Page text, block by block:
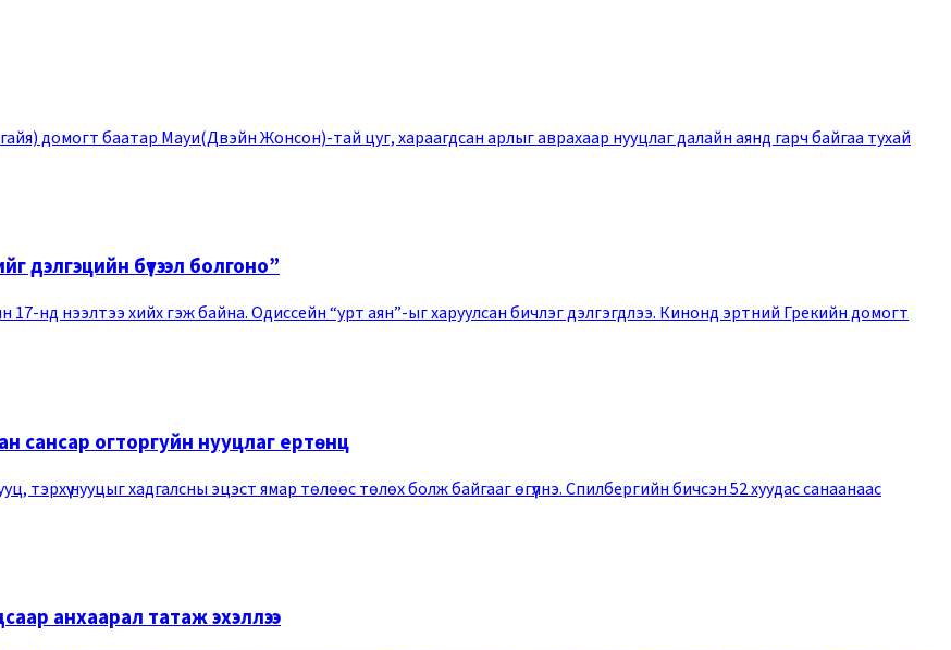
домогт баатар Мауи(Двэйн Жонсон)-тай цуг, хараагдсан арлыг аврахаар нууцлаг далайн аянд гарч байгаа тухай
дэлгэцийн бүтээл болгоно”
нд нээлтээ хийх гэж байна. Одиссейн “урт аян”-ыг харуулсан бичлэг дэлгэгдлээ. Кинонд эртний Грекийн домогт
сансар огторгуйн нууцлаг ертөнц
нууцыг хадгалсны эцэст ямар төлөөс төлөх болж байгааг өгүүлнэ. Спилбергийн бичсэн 52 хуудас санаанаас
анхаарал татаж эхэллээ